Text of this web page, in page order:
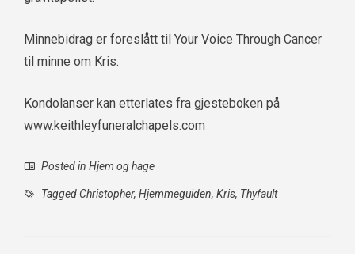
Minnebidrag er foreslått til Your Voice Through Cancer
til minne om Kris.
Kondolanser kan etterlates fra gjesteboken på
www.keithleyfuneralchapels.com
Posted in Hjem og hage
Tagged Christopher, Hjemmeguiden, Kris, Thyfault